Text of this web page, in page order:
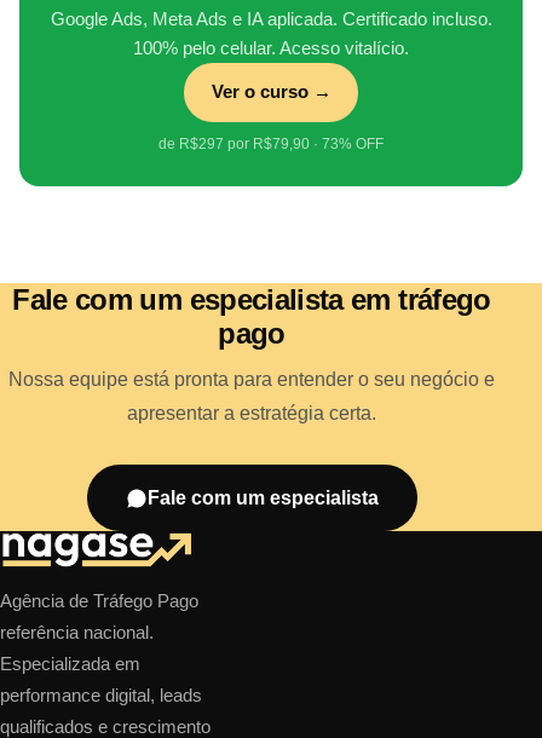
Google Ads, Meta Ads e IA aplicada. Certificado incluso.
100% pelo celular. Acesso vitalício.
Ver o curso →
de R$297 por R$79,90 · 73% OFF
Fale com um especialista em tráfego
pago
Nossa equipe está pronta para entender o seu negócio e
apresentar a estratégia certa.
Fale com um especialista
Agência de Tráfego Pago
referência nacional.
Especializada em
performance digital, leads
qualificados e crescimento